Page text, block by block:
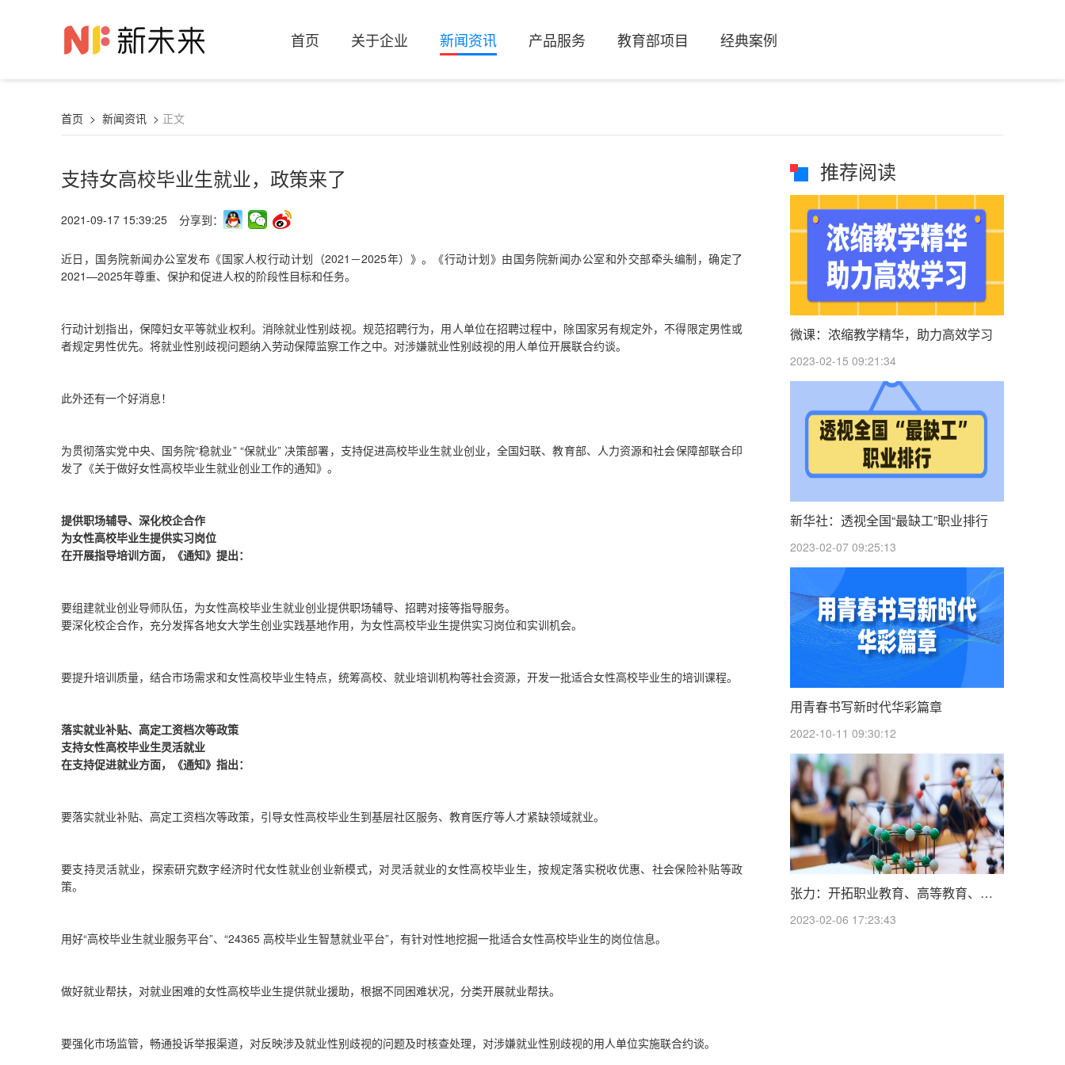
首页 关于企业 新闻资讯 产品服务 教育部项目 经典案例
首页 > 新闻资讯 > 正文
支持女高校毕业生就业，政策来了
2021-09-17 15:39:25 分享到：
近日，国务院新闻办公室发布《国家人权行动计划（2021－2025年）》。《行动计划》由国务院新闻办公室和外交部牵头编制，确定了
2021—2025年尊重、保护和促进人权的阶段性目标和任务。
行动计划指出，保障妇女平等就业权利。消除就业性别歧视。规范招聘行为，用人单位在招聘过程中，除国家另有规定外，不得限定男性或
者规定男性优先。将就业性别歧视问题纳入劳动保障监察工作之中。对涉嫌就业性别歧视的用人单位开展联合约谈。
此外还有一个好消息！
为贯彻落实党中央、国务院“稳就业” “保就业” 决策部署，支持促进高校毕业生就业创业，全国妇联、教育部、人力资源和社会保障部联合印
发了《关于做好女性高校毕业生就业创业工作的通知》。
提供职场辅导、深化校企合作
为女性高校毕业生提供实习岗位
在开展指导培训方面，《通知》提出：
要组建就业创业导师队伍，为女性高校毕业生就业创业提供职场辅导、招聘对接等指导服务。
要深化校企合作，充分发挥各地女大学生创业实践基地作用，为女性高校毕业生提供实习岗位和实训机会。
要提升培训质量，结合市场需求和女性高校毕业生特点，统筹高校、就业培训机构等社会资源，开发一批适合女性高校毕业生的培训课程。
落实就业补贴、高定工资档次等政策
支持女性高校毕业生灵活就业
在支持促进就业方面，《通知》指出：
要落实就业补贴、高定工资档次等政策，引导女性高校毕业生到基层社区服务、教育医疗等人才紧缺领域就业。
要支持灵活就业，探索研究数字经济时代女性就业创业新模式，对灵活就业的女性高校毕业生，按规定落实税收优惠、社会保险补贴等政
策。
用好“高校毕业生就业服务平台”、“24365 高校毕业生智慧就业平台”，有针对性地挖掘一批适合女性高校毕业生的岗位信息。
做好就业帮扶，对就业困难的女性高校毕业生提供就业援助，根据不同困难状况，分类开展就业帮扶。
要强化市场监管，畅通投诉举报渠道，对反映涉及就业性别歧视的问题及时核查处理，对涉嫌就业性别歧视的用人单位实施联合约谈。
推荐阅读
微课：浓缩教学精华，助力高效学习
2023-02-15 09:21:34
新华社：透视全国“最缺工”职业排行
2023-02-07 09:25:13
用青春书写新时代华彩篇章
2022-10-11 09:30:12
张力：开拓职业教育、高等教育、继续教育可持续发展新局面
2023-02-06 17:23:43